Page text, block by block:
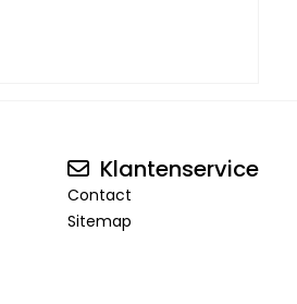
Klantenservice
Contact
Sitemap